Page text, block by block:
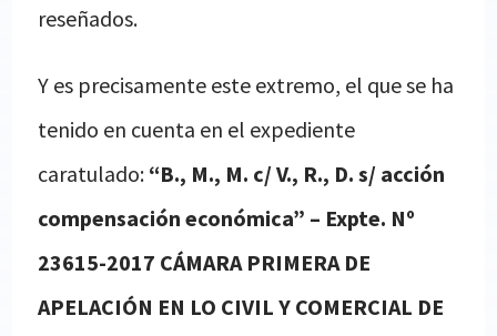
reseñados.
Y es precisamente este extremo, el que se ha
tenido en cuenta en el expediente
caratulado: “B., M., M. c/ V., R., D. s/ acción
compensación económica” – Expte. Nº
23615-2017 CÁMARA PRIMERA DE
APELACIÓN EN LO CIVIL Y COMERCIAL DE